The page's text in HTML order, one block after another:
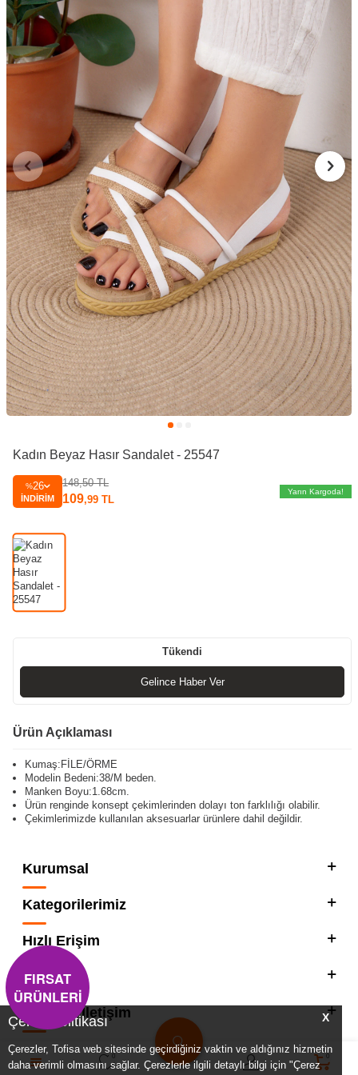
X
Çerez Politikası
Çerezler, Tofisa web sitesinde geçirdiğiniz vaktin ve aldığınız hizmetin
daha verimli olmasını sağlar. Çerezlerle ilgili detaylı bilgi için "Çerez
0 0
Kadın Beyaz Hasır Sandalet - 25547
%26
İNDIRIM
148,50TL
109,99 TL
Yarın Kargoda!
Tükendi
Gelince Haber Ver
Ürün Açıklaması
Kumaş:FİLE/ÖRME
Modelin Bedeni:38/M beden.
Manken Boyu:1.68cm.
Ürün renginde konsept çekimlerinden dolayı ton farklılığı olabilir.
Çekimlerimizde kullanılan aksesuarlar ürünlere dahil değildir.
Kurumsal
Kategorilerimiz
Hızlı Erişim
Sosyal
Adres & İletişim
FIRSAT
ÜRÜNLERİ